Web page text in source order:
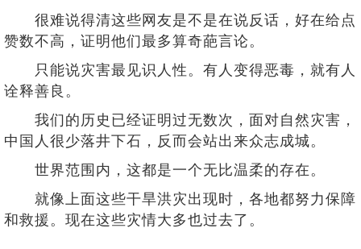
很难说得清这些网友是不是在说反话，好在给点
赞数不高，证明他们最多算奇葩言论。
只能说灾害最见识人性。有人变得恶毒，就有人
诠释善良。
我们的历史已经证明过无数次，面对自然灾害，
中国人很少落井下石，反而会站出来众志成城。
世界范围内，这都是一个无比温柔的存在。
就像上面这些干旱洪灾出现时，各地都努力保障
和救援。现在这些灾情大多也过去了。